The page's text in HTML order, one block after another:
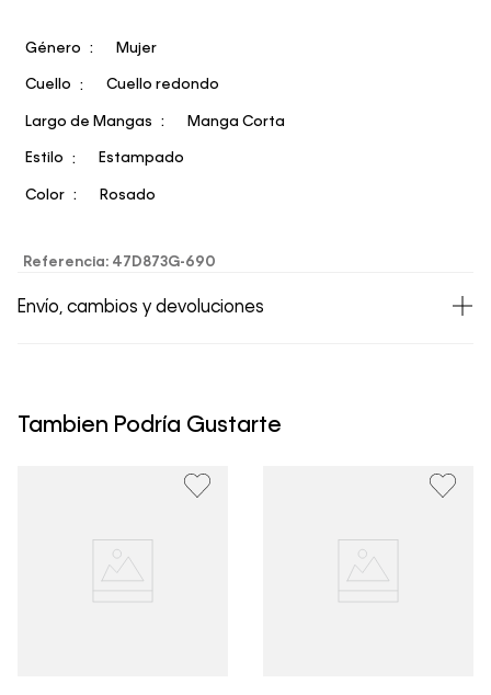
Género Mujer
Cuello Cuello redondo
Largo de Mangas Manga Corta
Estilo Estampado
Color Rosado
Referencia: 47D873G-690
Envío, cambios y devoluciones
un período de 30 días calendario tras la recepción.
clientes, no aceptamos devoluciones en ropa interior y
Tambien Podría Gustarte